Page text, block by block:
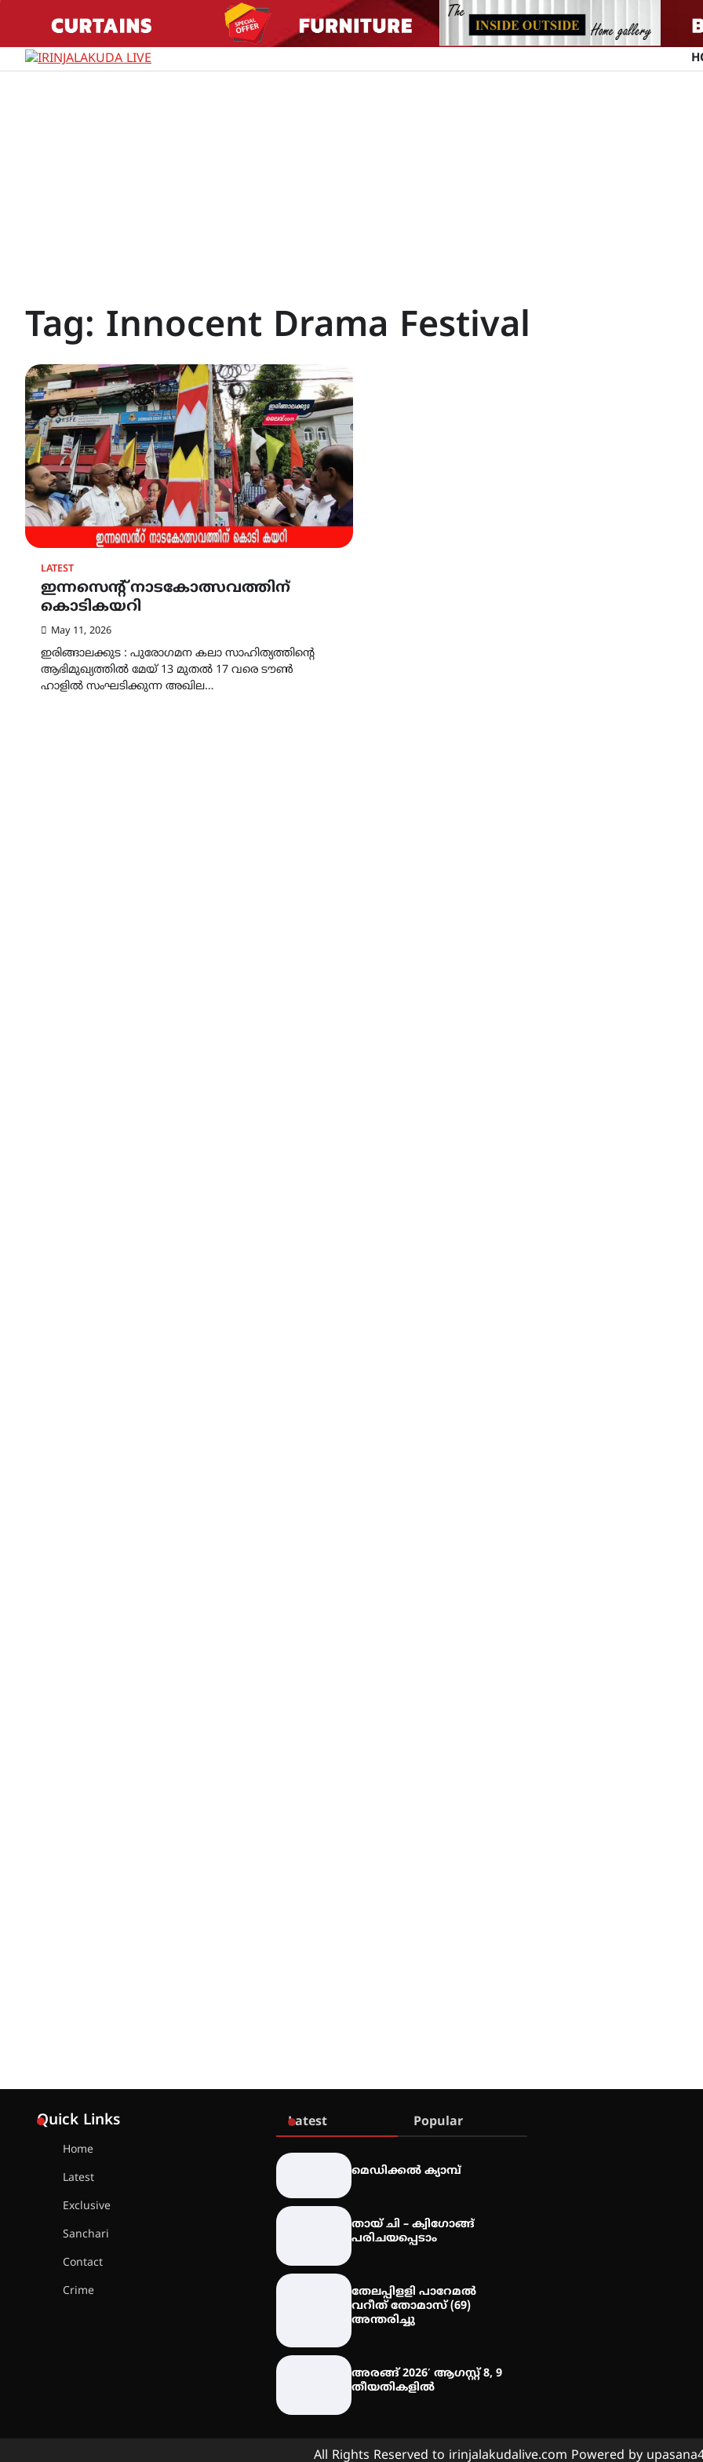
content
Tag: Innocent Drama Festival
LATEST
ഇന്നസെൻ്റ് നാടകോത്സവത്തിന്
കൊടികയറി
May 11, 2026
ഇരിങ്ങാലക്കുട : പുരോഗമന കലാ സാഹിത്യത്തിൻ്റെ
ആഭിമുഖ്യത്തിൽ മേയ് 13 മുതൽ 17 വരെ ടൗൺ
ഹാളിൽ സംഘടിക്കുന്ന അഖില…
Quick Links
Home
Latest
Exclusive
Sanchari
Contact
Crime
Latest Popular
മെഡിക്കൽ ക്യാമ്പ്
തായ് ചി – ക്വിഗോങ്ങ്
പരിചയപ്പെടാം
തേലപ്പിളളി പാറേമൽ
വറീത് തോമാസ് (69)
അന്തരിച്ചു
അരങ്ങ് 2026′ ആഗസ്റ്റ് 8, 9
തീയതികളിൽ
All Rights Reserved to irinjalakudalive.com Powered by